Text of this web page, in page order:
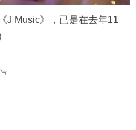
J Music》，已是在去年11